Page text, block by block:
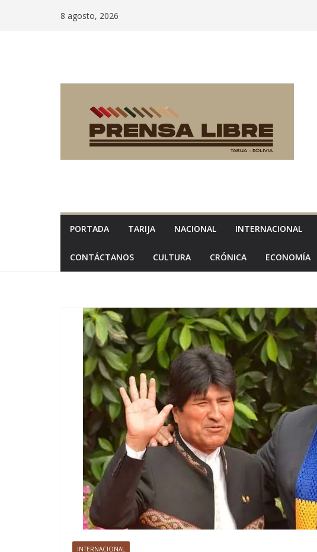
8 agosto, 2026
PORTADA TARIJA NACIONAL INTERNACIONAL
CONTÁCTANOS CULTURA CRÓNICA ECONOMÍA
INTERNACIONAL